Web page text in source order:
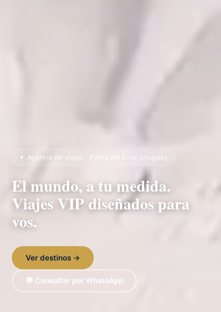
✦ Agencia de viajes · Punta del Este, Uruguay
El mundo, a tu medida.
Viajes VIP diseñados para
vos.
Ver destinos →
💬 Consultar por WhatsApp